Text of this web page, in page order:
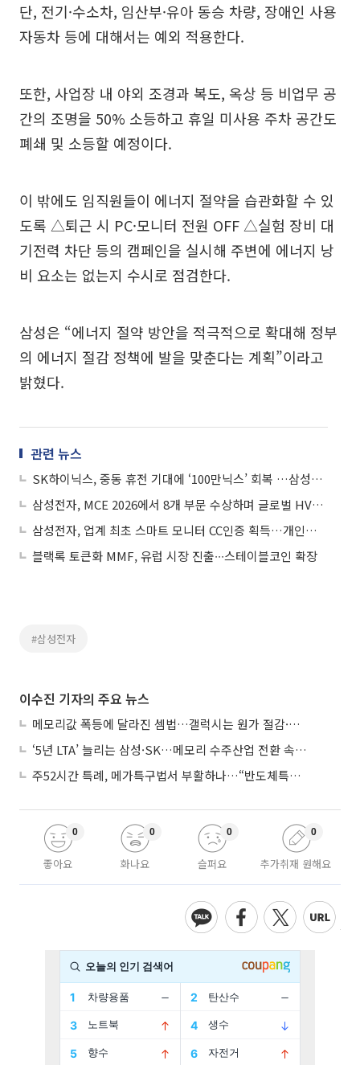
단, 전기·수소차, 임산부·유아 동승 차량, 장애인 사용
자동차 등에 대해서는 예외 적용한다.
또한, 사업장 내 야외 조경과 복도, 옥상 등 비업무 공
간의 조명을 50% 소등하고 휴일 미사용 주차 공간도
폐쇄 및 소등할 예정이다.
이 밖에도 임직원들이 에너지 절약을 습관화할 수 있
도록 △퇴근 시 PC·모니터 전원 OFF △실험 장비 대
기전력 차단 등의 캠페인을 실시해 주변에 에너지 낭
비 요소는 없는지 수시로 점검한다.
삼성은 “에너지 절약 방안을 적극적으로 확대해 정부
의 에너지 절감 정책에 발을 맞춘다는 계획”이라고
밝혔다.
관련 뉴스
SK하이닉스, 중동 휴전 기대에 ‘100만닉스’ 회복 …삼성전자도 강세
삼성전자, MCE 2026에서 8개 부문 수상하며 글로벌 HVAC 기술력 입증
삼성전자, 업계 최초 스마트 모니터 CC인증 획득…개인정보보호 솔루션 강화
블랙록 토큰화 MMF, 유럽 시장 진출∙∙∙스테이블코인 확장
#삼성전자
이수진 기자의 주요 뉴스
메모리값 폭등에 달라진 셈법…갤럭시는 원가 절감·아이폰은 서비스 확대
‘5년 LTA’ 늘리는 삼성·SK…메모리 수주산업 전환 속 다른 셈법
주52시간 특례, 메가특구법서 부활하나…“반도체특별법 담겨야”
좋아요
0
화나요
0
슬퍼요
0
추가취재 원해요
0